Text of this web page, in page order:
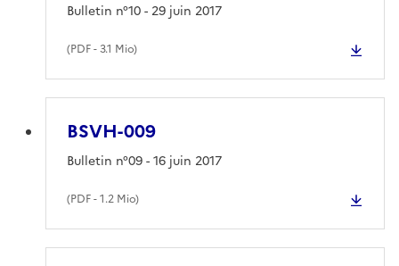
(PDF- 3.1 Mio)
Bulletin n°10 - 29 juin 2017
BSVH-009
(PDF- 1.2 Mio)
Bulletin n°09 - 16 juin 2017